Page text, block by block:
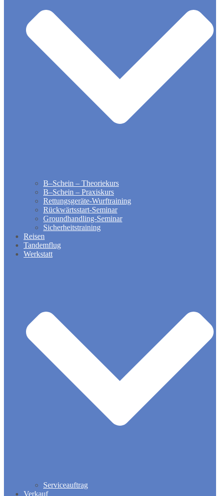
B–Schein – Theoriekurs
B–Schein – Praxiskurs
Rettungsgeräte-Wurftraining
Rückwärtsstart-Seminar
Groundhandling​-Seminar
Sicherheitstraining
Reisen
Tandemflug
Werkstatt
Serviceauftrag
Verkauf